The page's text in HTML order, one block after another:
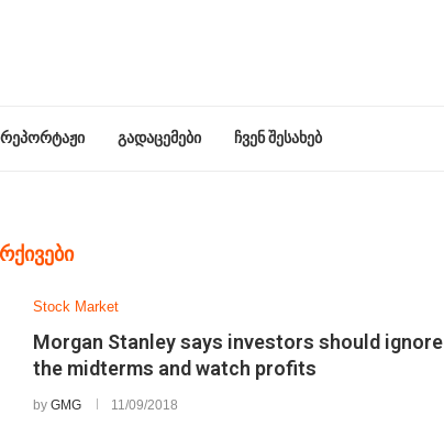
რეპორტაჟი გადაცემები ჩვენ შესახებ
Stock Market
Morgan Stanley says investors should ignore
the midterms and watch profits
by GMG 11/09/2018